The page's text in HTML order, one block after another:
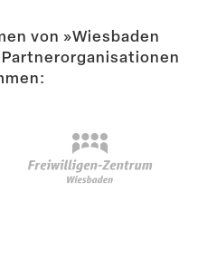
von »Wiesbaden